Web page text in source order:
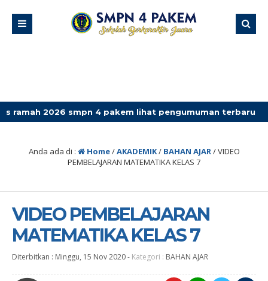
smpn 4 pakem lihat pengumuman terbaru
Anda ada di : Home/AKADEMIK/ BAHAN AJAR/VIDEO
PEMBELAJARAN MATEMATIKA KELAS 7
VIDEO PEMBELAJARAN
MATEMATIKA KELAS 7
Diterbitkan : Minggu, 15 Nov 2020- Kategori : BAHAN AJAR